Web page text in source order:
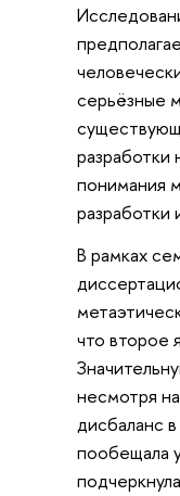
серьёзные
разработки
понимания
разработки
В рамках
что второе
несмотря
дисбаланс
пообещала